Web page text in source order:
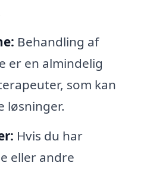
Behandling af
er en almindelig
som kan
løsninger.
Hvis du har
eller andre